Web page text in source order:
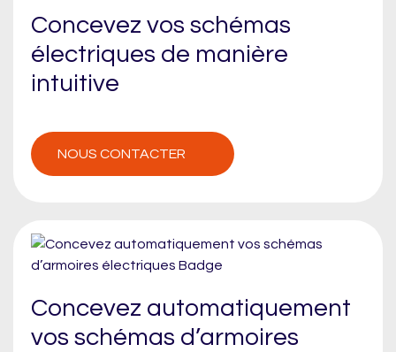
Concevez vos schémas
électriques de manière
intuitive
NOUS CONTACTER
Concevez automatiquement
vos schémas d’armoires